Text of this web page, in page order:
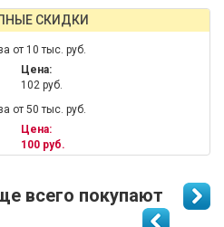
СКИДКИ
от 10 тыс. руб.
Цена:
102 руб.
от 50 тыс. руб.
Цена:
100 руб.
всего покупают